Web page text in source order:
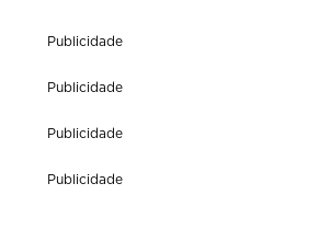
Publicidade
Publicidade
Publicidade
Publicidade